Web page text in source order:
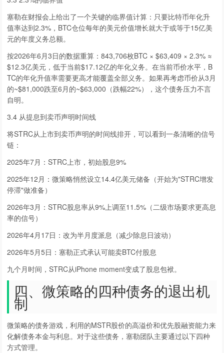
塞勒在财报会上给出了一个关键的临界值计算：只要比特币年化升
值率达到2.3%，BTC仓位每年的美元价值增长就大于或等于15亿美
元的年度义务总额。
按2026年6月3日的数据重算：843,706枚BTC × $63,409 × 2.3% ≈
$12.3亿美元，低于当前$17.12亿的年化义务。在当前币价水平，B
TC的年化升值率需要更高才能覆盖全部义务。如果再考虑币价从3月
的~$81,000跌至6月的~$63,000（跌幅22%），这个债务压力不言
自明。
3.4 从提息到卖币声明时间线
将STRC从上市到卖币声明的时间线排开，可以看到一条清晰的信号
链：
2025年7月：STRC上市，初始股息9%
2025年12月：微策略悄然设立14.4亿美元储备（开始为"STRC增发
停滞"做准备）
2026年3月：STRC股息率从9%上调至11.5%（二级市场要求更高息
率的信号）
2026年4月17日：改为半月度派息（减少除息日波动）
2026年5月5日：塞勒正式承认可能卖BTC付股息
九个月时间，STRC从iPhone moment变成了股息包袱。
四、微策略的四种债务的退出机
制
微策略的债务游戏，利用的MSTR股价的高溢价和优先股融资能力来
化解债务本金与利息。对于这些债务，塞勒团队主要通过以下四种
方式管理。